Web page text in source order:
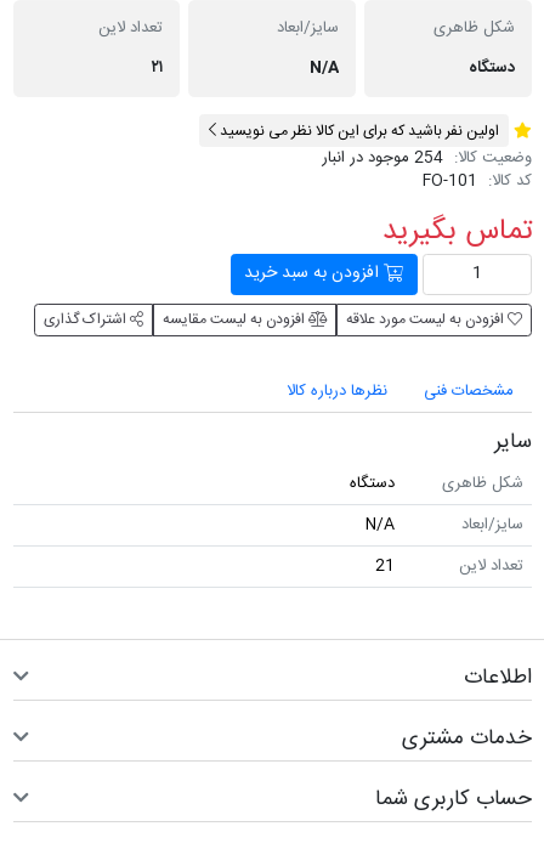
شکل ظاهری
دستگاه
سایز/ابعاد
N/A
تعداد لاین
۲۱
اولین نفر باشید که برای این کالا نظر می نویسید
وضعیت کالا: 254 موجود در انبار
کد کالا: FO-101
تماس بگیرید
افزودن به سبد خرید
افزودن به لیست مورد علاقه افزودن به لیست مقایسه اشتراک گذاری
مشخصات فنی نظرها درباره کالا
سایر
شکل ظاهری
دستگاه
سایز/ابعاد
N/A
تعداد لاین
21
اطلاعات
خدمات مشتری
حساب کاربری شما